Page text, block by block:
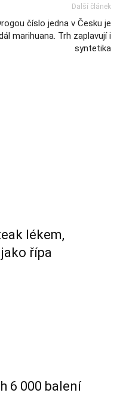
Další článek
číslo jedna v Česku je
marihuana. Trh zaplavují i
syntetika
lékem,
řípa
6 000 balení